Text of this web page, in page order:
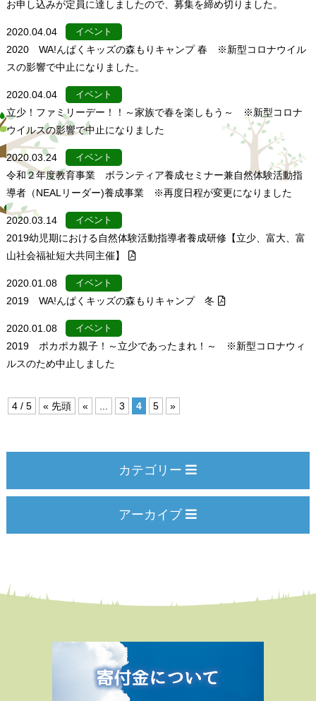
お申し込みが定員に達しましたので、募集を締め切りました。
2020.04.04 イベント
2020 WA!んぱくキッズの森もりキャンプ 春 ※新型コロナウイル
スの影響で中止になりました。
2020.04.04 イベント
立少！ファミリーデー！！～家族で春を楽しもう～ ※新型コロナ
ウイルスの影響で中止になりました
2020.03.24 イベント
令和２年度教育事業 ボランティア養成セミナー兼自然体験活動指
導者（NEALリーダー)養成事業 ※再度日程が変更になりました
2020.03.14 イベント
2019幼児期における自然体験活動指導者養成研修【立少、富大、富
山社会福祉短大共同主催】
2020.01.08 イベント
2019 WA!んぱくキッズの森もりキャンプ 冬
2020.01.08 イベント
2019 ポカポカ親子！～立少であったまれ！～ ※新型コロナウィ
ルスのため中止しました
4 / 5 « 先頭 « ... 3 4 5 »
カテゴリー
アーカイブ